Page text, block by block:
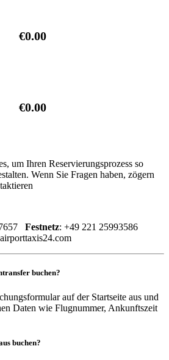
€0.00
€0.00
um Ihren Reservierungsprozess so
Wenn Sie Fragen haben, zögern
Festnetz: +49 221 25993586
buchen?
auf der Startseite aus und
Daten wie Flugnummer, Ankunftszeit
buchen?